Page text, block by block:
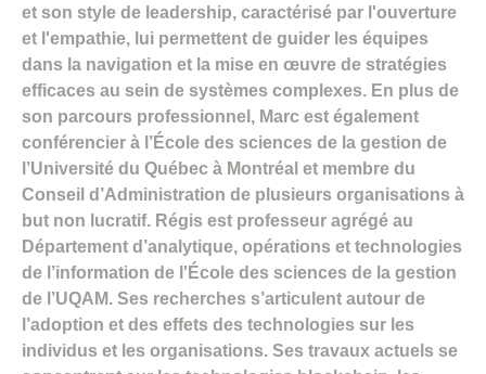
et son style de leadership, caractérisé par l'ouverture
et l'empathie, lui permettent de guider les équipes
dans la navigation et la mise en œuvre de stratégies
efficaces au sein de systèmes complexes. En plus de
son parcours professionnel, Marc est également
conférencier à l’École des sciences de la gestion de
l’Université du Québec à Montréal et membre du
Conseil d’Administration de plusieurs organisations à
but non lucratif. Régis est professeur agrégé au
Département d’analytique, opérations et technologies
de l’information de l'École des sciences de la gestion
de l’UQAM. Ses recherches s’articulent autour de
l’adoption et des effets des technologies sur les
individus et les organisations. Ses travaux actuels se